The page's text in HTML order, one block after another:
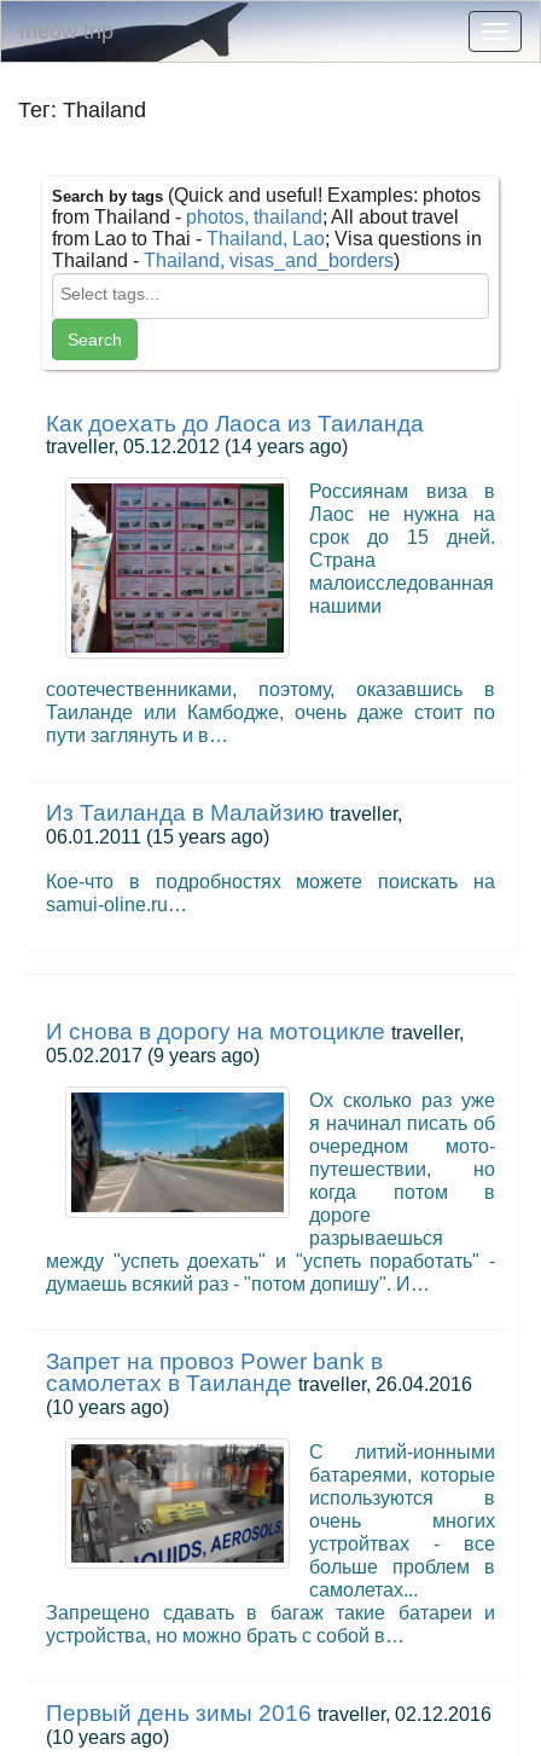
meow trip
Тег: Thailand
Search by tags (Quick and useful! Examples: photos
from Thailand - photos, thailand; All about travel
from Lao to Thai - Thailand, Lao; Visa questions in
Thailand - Thailand, visas_and_borders)
Как доехать до Лаоса из Таиланда
traveller, 05.12.2012 (14 years ago)
Россиянам виза в
Лаос не нужна на
срок до 15 дней.
Страна
малоисследованная
нашими
соотечественниками, поэтому, оказавшись в
Таиланде или Камбодже, очень даже стоит по
пути заглянуть и в…
Из Таиланда в Малайзию traveller,
06.01.2011 (15 years ago)
Кое-что в подробностях можете поискать на
samui-oline.ru…
И снова в дорогу на мотоцикле traveller,
05.02.2017 (9 years ago)
Ох сколько раз уже
я начинал писать об
очередном мото-
путешествии, но
когда потом в
дороге
разрываешься
между "успеть доехать" и "успеть поработать" -
думаешь всякий раз - "потом допишу". И…
Запрет на провоз Power bank в
самолетах в Таиланде traveller, 26.04.2016
(10 years ago)
С литий-ионными
батареями, которые
используются в
очень многих
устройтвах - все
больше проблем в
самолетах...
Запрещено сдавать в багаж такие батареи и
устройства, но можно брать с собой в…
Первый день зимы 2016 traveller, 02.12.2016
(10 years ago)